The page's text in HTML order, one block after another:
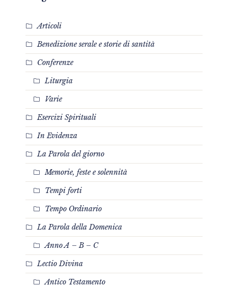
Articoli
Benedizione serale e storie di santità
Conferenze
Liturgia
Varie
Esercizi Spirituali
In Evidenza
La Parola del giorno
Memorie, feste e solennità
Tempi forti
Tempo Ordinario
La Parola della Domenica
Anno A – B – C
Lectio Divina
Antico Testamento